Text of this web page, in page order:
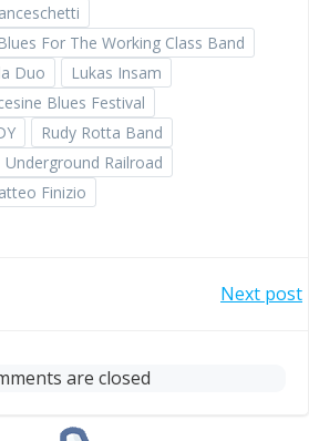
For The Working Class Band
Duo
Lukas Insam
Blues Festival
Rudy Rotta Band
Underground Railroad
Finizio
navigation
Next post
are closed